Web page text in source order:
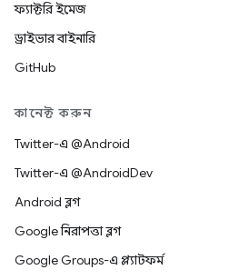
ফ্যাক্টরি ইমেজ
ড্রাইভার বাইনারি
GitHub
কানেক্ট করুন
Twitter-এ @Android
Twitter-এ @AndroidDev
Android ব্লগ
Google নিরাপত্তা ব্লগ
Google Groups-এ প্ল্যাটফর্ম